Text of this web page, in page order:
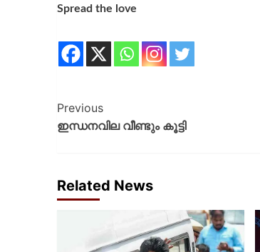
Spread the love
Previous
ഇന്ധനവില വീണ്ടും കൂട്ടി
Related News